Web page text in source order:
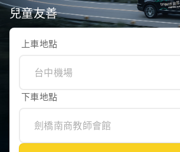
兒童友善
上車地點
下車地點